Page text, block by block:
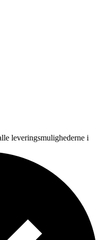
leveringsmulighederne i